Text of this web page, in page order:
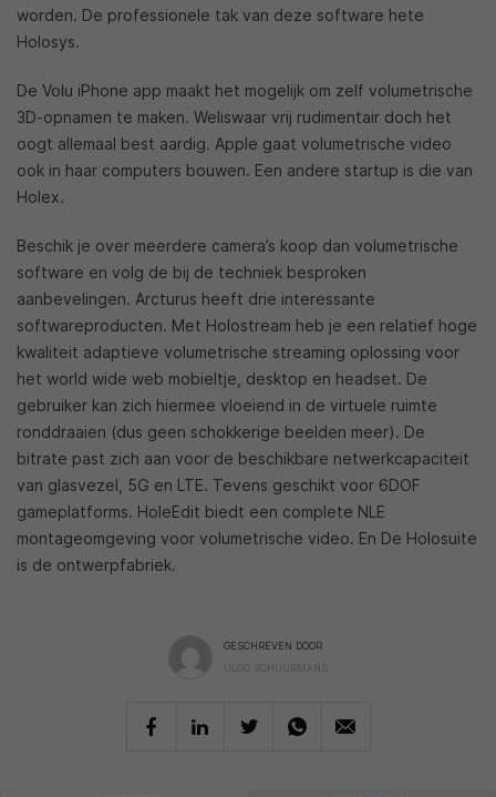
worden. De professionele tak van deze software hete
Holosys.
De Volu iPhone app maakt het mogelijk om zelf volumetrische
3D-opnamen te maken. Weliswaar vrij rudimentair doch het
oogt allemaal best aardig. Apple gaat volumetrische video
ook in haar computers bouwen. Een andere startup is die van
Holex.
Beschik je over meerdere camera’s koop dan volumetrische
software en volg de bij de techniek besproken
aanbevelingen. Arcturus heeft drie interessante
softwareproducten. Met Holostream heb je een relatief hoge
kwaliteit adaptieve volumetrische streaming oplossing voor
het world wide web mobieltje, desktop en headset. De
gebruiker kan zich hiermee vloeiend in de virtuele ruimte
ronddraaien (dus geen schokkerige beelden meer). De
bitrate past zich aan voor de beschikbare netwerkcapaciteit
van glasvezel, 5G en LTE. Tevens geschikt voor 6DOF
gameplatforms. HoleEdit biedt een complete NLE
montageomgeving voor volumetrische video. En De Holosuite
is de ontwerpfabriek.
GESCHREVEN DOOR
ULCO SCHUURMANS